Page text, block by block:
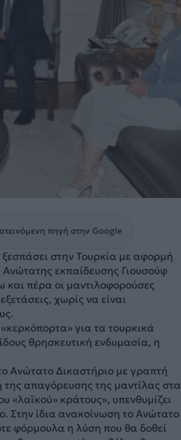
πηγή στην Google
στην Τουρκία με αφορμή
εκπαίδευσης Γιουσούφ
και πέρα οι μαντιλοφορούσες
χωρίς να είναι
για τα τουρκικά
θρησκευτική ενδυμασία, η
Ανώτατο Δικαστήριο με γραπτή
απαγόρευσης της μαντίλας στα
«λαϊκού» κράτους», υπενθυμίζει
Στην ίδια ανακοίνωση το Ανώτατο
φόρμουλα η λύση που θα δοθεί